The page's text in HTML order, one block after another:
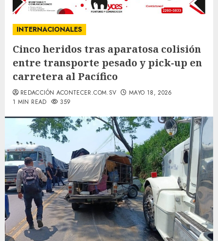
INTERNACIONALES
Cinco heridos tras aparatosa colisión
entre transporte pesado y pick-up en
carretera al Pacífico
REDACCIÓN ACONTECER.COM.SV
MAYO 18, 2026
1 MIN READ
359